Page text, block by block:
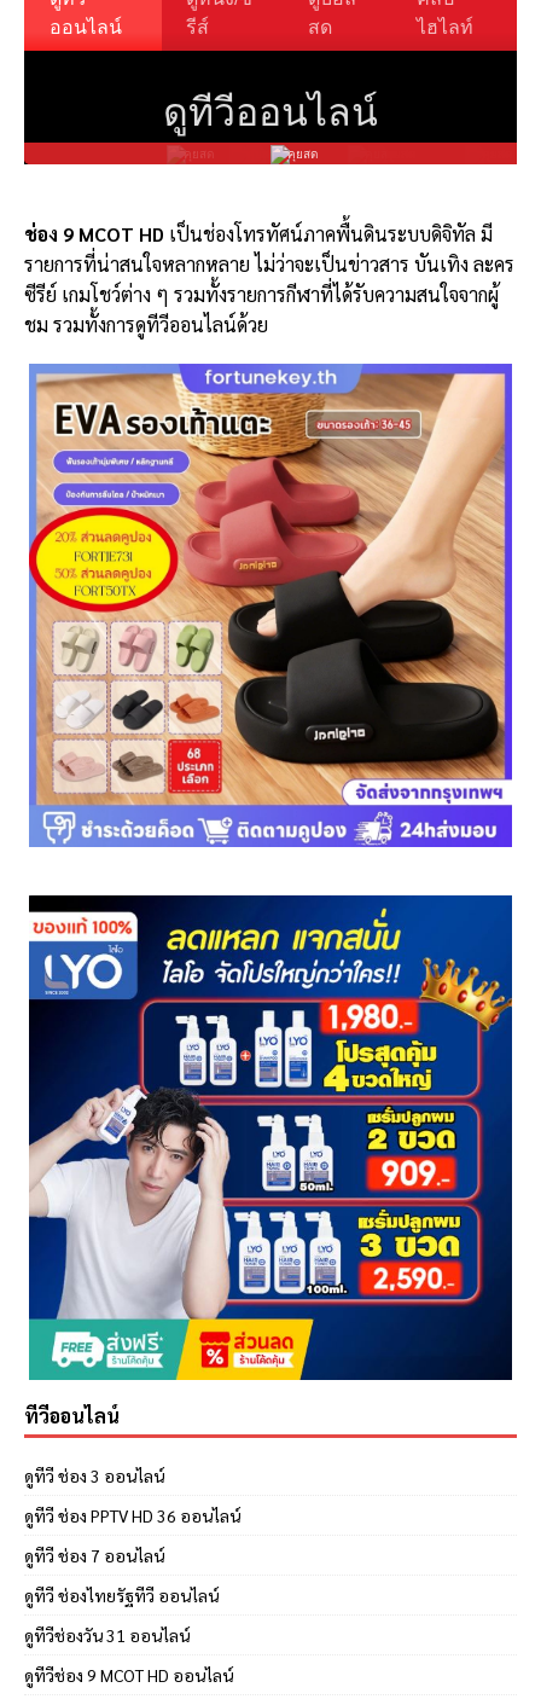
ช่อง 9 MCOT HD เป็นช่องโทรทัศน์ภาคพื้นดินระบบดิจิทัล มี
รายการที่น่าสนใจหลากหลาย ไม่ว่าจะเป็นข่าวสาร บันเทิง ละคร
ซีรีย์ เกมโชว์ต่าง ๆ รวมทั้งรายการกีฬาที่ได้รับความสนใจจากผู้
ชม รวมทั้งการดูทีวีออนไลน์ด้วย
ทีวีออนไลน์
ดูทีวี ช่อง 3 ออนไลน์
ดูทีวี ช่อง PPTV HD 36 ออนไลน์
ดูทีวี ช่อง 7 ออนไลน์
ดูทีวี ช่องไทยรัฐทีวี ออนไลน์
ดูทีวีช่องวัน 31 ออนไลน์
ดูทีวีช่อง 9 MCOT HD ออนไลน์